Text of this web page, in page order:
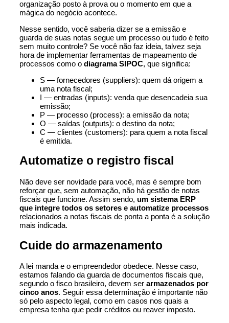
organização posto à prova ou o momento em que a
mágica do negócio acontece.
Nesse sentido, você saberia dizer se a emissão e
guarda de suas notas segue um processo ou tudo é feito
sem muito controle? Se você não faz ideia, talvez seja
hora de implementar ferramentas de mapeamento de
processos como o diagrama SIPOC, que significa:
S — fornecedores (suppliers): quem dá origem a
uma nota fiscal;
I — entradas (inputs): venda que desencadeia sua
emissão;
P — processo (process): a emissão da nota;
O — saídas (outputs): o destino da nota;
C — clientes (customers): para quem a nota fiscal
é emitida.
Automatize o registro fiscal
Não deve ser novidade para você, mas é sempre bom
reforçar que, sem automação, não há gestão de notas
fiscais que funcione. Assim sendo, um sistema ERP
que integre todos os setores e automatize processos
relacionados a notas fiscais de ponta a ponta é a solução
mais indicada.
Cuide do armazenamento
A lei manda e o empreendedor obedece. Nesse caso,
estamos falando da guarda de documentos fiscais que,
segundo o fisco brasileiro, devem ser armazenados por
cinco anos. Seguir essa determinação é importante não
só pelo aspecto legal, como em casos nos quais a
empresa tenha que pedir créditos ou reaver imposto.